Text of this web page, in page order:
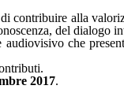
contribuire alla
del dialogo
che
2017.